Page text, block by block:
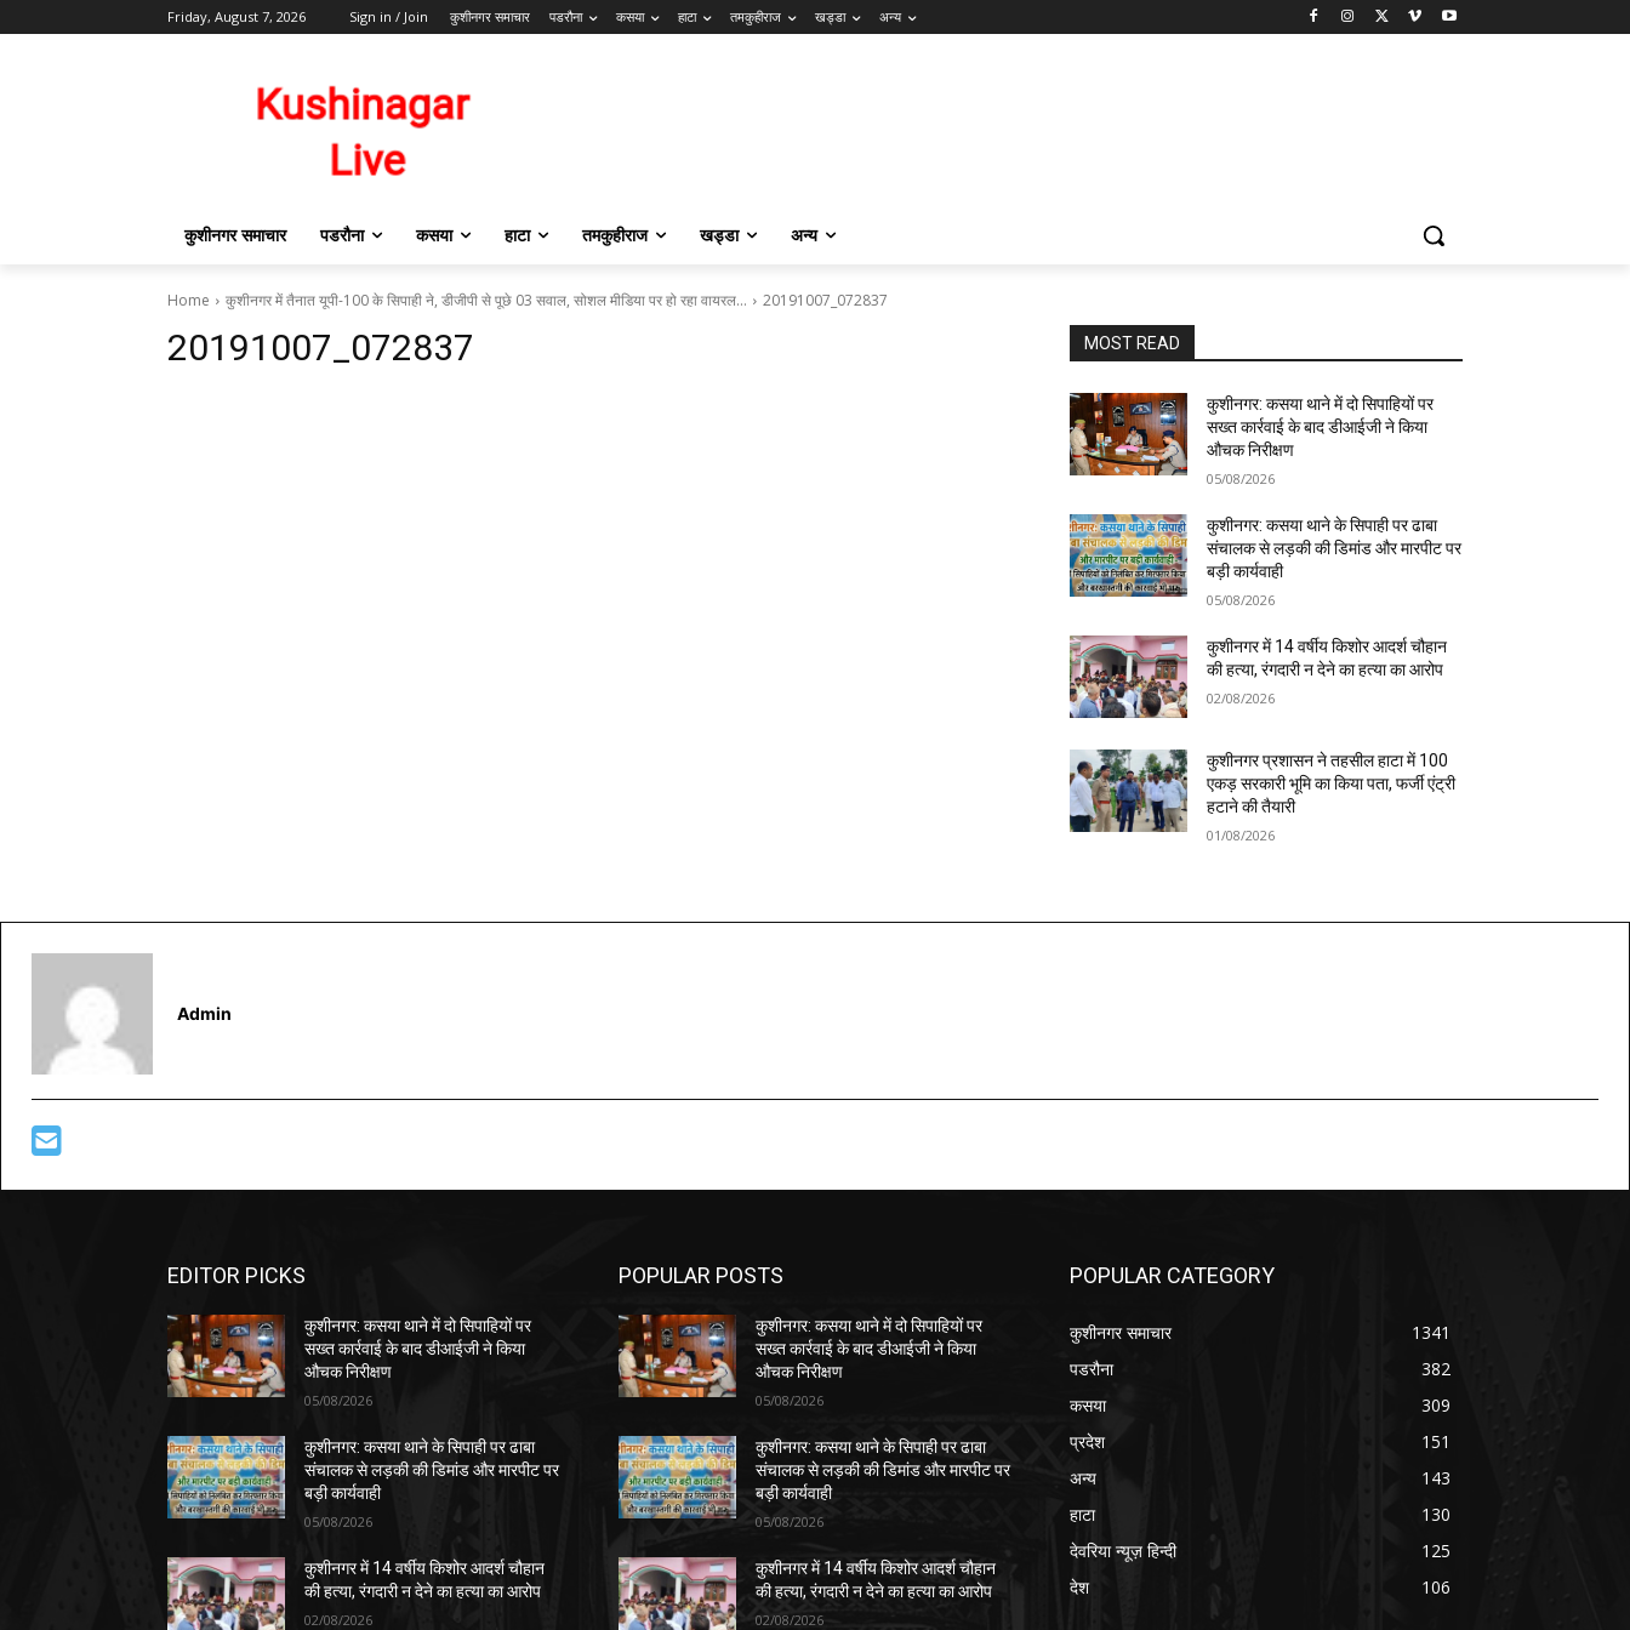
Friday, August 7, 2026 Sign in / Join कुशीनगर समाचार पडरौना कसया हाटा तमकुहीराज खड्डा अन्य
कुशीनगर समाचार पडरौना कसया हाटा तमकुहीराज खड्डा अन्य
Home कुशीनगर में तैनात यूपी-100 के सिपाही ने, डीजीपी से पूछे 03 सवाल, सोशल मीडिया पर हो रहा वायरल… 20191007_072837
20191007_072837 MOST READ
कुशीनगर: कसया थाने में दो सिपाहियों पर
सख्त कार्रवाई के बाद डीआईजी ने किया
औचक निरीक्षण
05/08/2026
कुशीनगर: कसया थाने के सिपाही पर ढाबा
संचालक से लड़की की डिमांड और मारपीट पर
बड़ी कार्यवाही
05/08/2026
कुशीनगर में 14 वर्षीय किशोर आदर्श चौहान
की हत्या, रंगदारी न देने का हत्या का आरोप
02/08/2026
कुशीनगर प्रशासन ने तहसील हाटा में 100
एकड़ सरकारी भूमि का किया पता, फर्जी एंट्री
हटाने की तैयारी
01/08/2026
Admin
EDITOR PICKS
कुशीनगर: कसया थाने में दो सिपाहियों पर
सख्त कार्रवाई के बाद डीआईजी ने किया
औचक निरीक्षण
05/08/2026
कुशीनगर: कसया थाने के सिपाही पर ढाबा
संचालक से लड़की की डिमांड और मारपीट पर
बड़ी कार्यवाही
05/08/2026
कुशीनगर में 14 वर्षीय किशोर आदर्श चौहान
की हत्या, रंगदारी न देने का हत्या का आरोप
02/08/2026
POPULAR POSTS
कुशीनगर: कसया थाने में दो सिपाहियों पर
सख्त कार्रवाई के बाद डीआईजी ने किया
औचक निरीक्षण
05/08/2026
कुशीनगर: कसया थाने के सिपाही पर ढाबा
संचालक से लड़की की डिमांड और मारपीट पर
बड़ी कार्यवाही
05/08/2026
कुशीनगर में 14 वर्षीय किशोर आदर्श चौहान
की हत्या, रंगदारी न देने का हत्या का आरोप
02/08/2026
POPULAR CATEGORY
कुशीनगर समाचार
1341
पडरौना
382
कसया
309
प्रदेश
151
अन्य
143
हाटा
130
देवरिया न्यूज़ हिन्दी
125
देश
106